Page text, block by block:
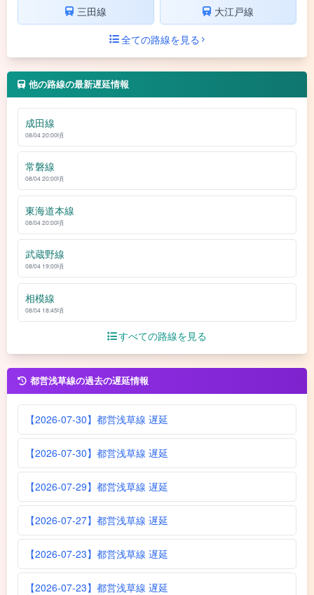
三田線
大江戸線
全ての路線を見る
他の路線の最新遅延情報
成田線
08/04 20:00頃
常磐線
08/04 20:00頃
東海道本線
08/04 20:00頃
武蔵野線
08/04 19:00頃
相模線
08/04 18:45頃
すべての路線を見る
都営浅草線の過去の遅延情報
【2026-07-30】都営浅草線 遅延
【2026-07-30】都営浅草線 遅延
【2026-07-29】都営浅草線 遅延
【2026-07-27】都営浅草線 遅延
【2026-07-23】都営浅草線 遅延
【2026-07-23】都営浅草線 遅延